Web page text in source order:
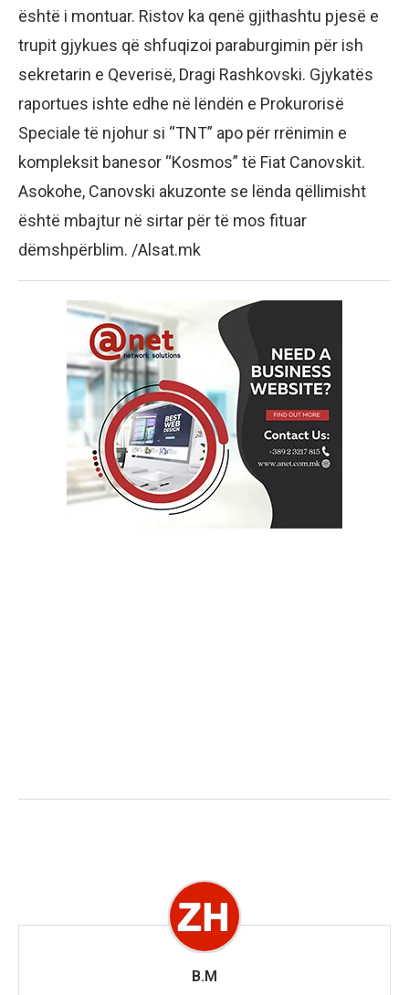
është i montuar. Ristov ka qenë gjithashtu pjesë e
trupit gjykues që shfuqizoi paraburgimin për ish
sekretarin e Qeverisë, Dragi Rashkovski. Gjykatës
raportues ishte edhe në lëndën e Prokurorisë
Speciale të njohur si “TNT” apo për rrënimin e
kompleksit banesor “Kosmos” të Fiat Canovskit.
Asokohe, Canovski akuzonte se lënda qëllimisht
është mbajtur në sirtar për të mos fituar
dëmshpërblim. /Alsat.mk
B.M